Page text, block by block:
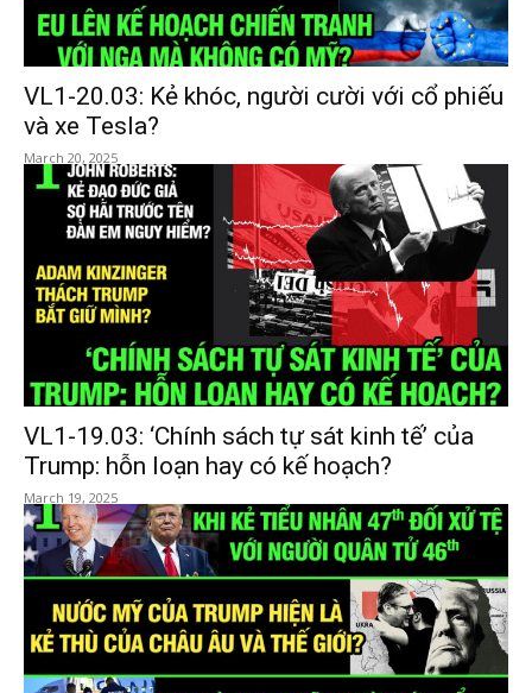
VL1-20.03: Kẻ khóc, người cười với cổ phiếu
và xe Tesla?
March 20, 2025
VL1-19.03: ‘Chính sách tự sát kinh tế’ của
Trump: hỗn loạn hay có kế hoạch?
March 19, 2025